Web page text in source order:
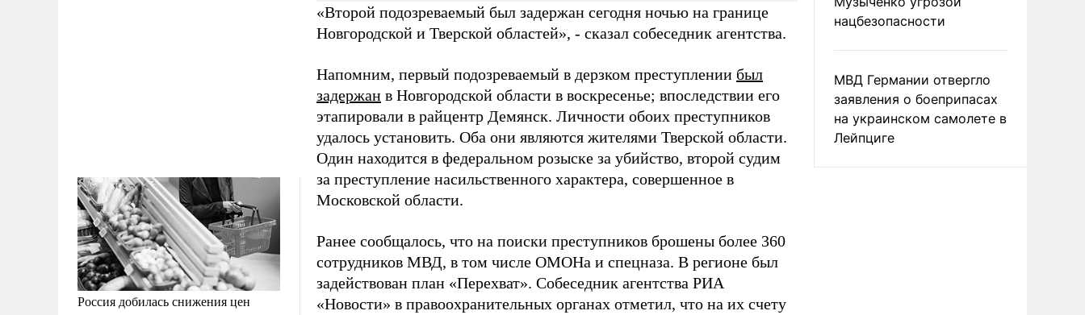
Россия добилась снижения цен
«Второй подозреваемый был задержан сегодня ночью на границе
Новгородской и Тверской областей», - сказал собеседник агентства.
Напомним, первый подозреваемый в дерзком преступлении был
задержан в Новгородской области в воскресенье; впоследствии его
этапировали в райцентр Демянск. Личности обоих преступников
удалось установить. Оба они являются жителями Тверской области.
Один находится в федеральном розыске за убийство, второй судим
за преступление насильственного характера, совершенное в
Московской области.
Ранее сообщалось, что на поиски преступников брошены более 360
сотрудников МВД, в том числе ОМОНа и спецназа. В регионе был
задействован план «Перехват». Собеседник агентства РИА
«Новости» в правоохранительных органах отметил, что на их счету
нацбезопасности
МВД Германии отвергло
заявления о боеприпасах
на украинском самолете в
Лейпциге